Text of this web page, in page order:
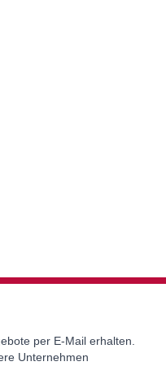
per E-Mail erhalten.
Unternehmen